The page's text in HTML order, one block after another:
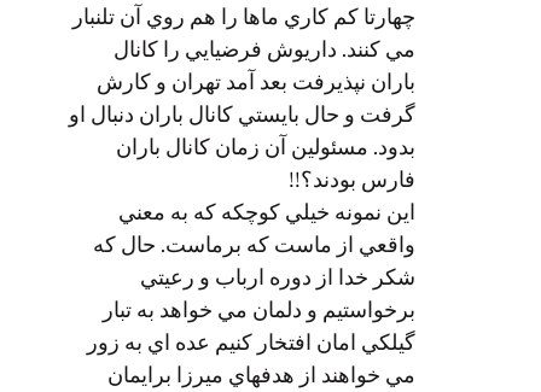
چهارتا كم كاري ماها را هم روي آن تلنبار
مي كنند. داريوش فرضيايي را كانال
باران نپذيرفت بعد آمد تهران و كارش
گرفت و حال بايستي كانال باران دنبال او
بدود. مسئولين آن زمان كانال باران
فارس بودند؟!!
اين نمونه خيلي كوچكه كه به معني
واقعي از ماست كه برماست. حال كه
شكر خدا از دوره ارباب و رعيتي
برخواستيم و دلمان مي خواهد به تبار
گيلكي امان افتخار كنيم عده اي به زور
مي خواهند از هدفهاي ميرزا برايمان